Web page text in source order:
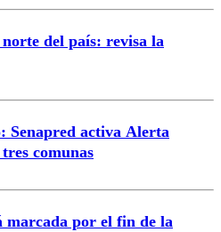
del país: revisa la
Senapred activa Alerta
comunas
marcada por el fin de la